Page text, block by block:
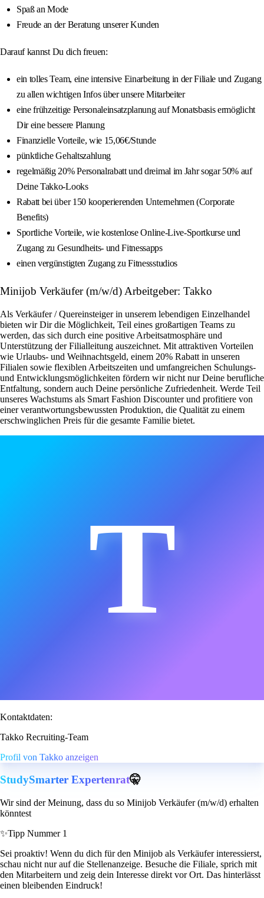
Spaß an Mode
Freude an der Beratung unserer Kunden
Darauf kannst Du dich freuen:
ein tolles Team, eine intensive Einarbeitung in der Filiale und Zugang
zu allen wichtigen Infos über unsere Mitarbeiter
eine frühzeitige Personaleinsatzplanung auf Monatsbasis ermöglicht
Dir eine bessere Planung
Finanzielle Vorteile, wie 15,06€/Stunde
pünktliche Gehaltszahlung
regelmäßig 20% Personalrabatt und dreimal im Jahr sogar 50% auf
Deine Takko-Looks
Rabatt bei über 150 kooperierenden Unternehmen (Corporate
Benefits)
Sportliche Vorteile, wie kostenlose Online-Live-Sportkurse und
Zugang zu Gesundheits- und Fitnessapps
einen vergünstigten Zugang zu Fitnessstudios
Minijob Verkäufer (m/w/d) Arbeitgeber: Takko
Als Verkäufer / Quereinsteiger in unserem lebendigen Einzelhandel
bieten wir Dir die Möglichkeit, Teil eines großartigen Teams zu
werden, das sich durch eine positive Arbeitsatmosphäre und
Unterstützung der Filialleitung auszeichnet. Mit attraktiven Vorteilen
wie Urlaubs- und Weihnachtsgeld, einem 20% Rabatt in unseren
Filialen sowie flexiblen Arbeitszeiten und umfangreichen Schulungs-
und Entwicklungsmöglichkeiten fördern wir nicht nur Deine berufliche
Entfaltung, sondern auch Deine persönliche Zufriedenheit. Werde Teil
unseres Wachstums als Smart Fashion Discounter und profitiere von
einer verantwortungsbewussten Produktion, die Qualität zu einem
erschwinglichen Preis für die gesamte Familie bietet.
T
Kontaktdaten:
Takko Recruiting-Team
Profil von Takko anzeigen
StudySmarter Expertenrat🤫
Wir sind der Meinung, dass du so Minijob Verkäufer (m/w/d) erhalten
könntest
✨Tipp Nummer 1
Sei proaktiv! Wenn du dich für den Minijob als Verkäufer interessierst,
schau nicht nur auf die Stellenanzeige. Besuche die Filiale, sprich mit
den Mitarbeitern und zeig dein Interesse direkt vor Ort. Das hinterlässt
einen bleibenden Eindruck!